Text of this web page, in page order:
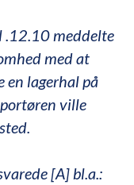
.12.10 meddelte
med at
en lagerhal på
ville
[A] bl.a.: